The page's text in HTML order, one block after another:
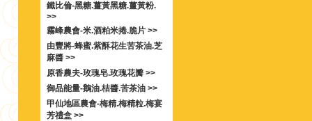
鐵比倫-黑糖.薑黃黑糖.薑黃粉.
>>
霧峰農會-米.酒粕米捲.脆片 >>
由豐將-蜂蜜.紫酥花生苦茶油.芝
麻醬 >>
原香農夫-玫瑰皂.玫瑰花瓣 >>
御品能量-鵝油.桔醬.苦茶油 >>
甲仙地區農會-梅精.梅精粒.梅宴
芳禮盒 >>